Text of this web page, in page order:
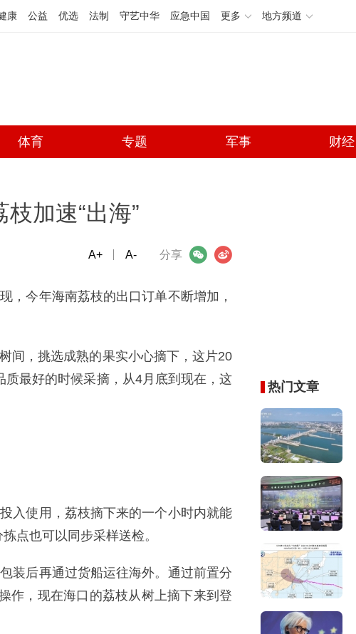
康 公益 优选 法制 守艺中华 应急中国 更多 地方频道
体育 专题 军事 财经
加速“出海”
分享
微信 微博
A+ A-
，今年海南荔枝的出口订单不断增加，
间，挑选成熟的果实小心摘下，这片20
最好的时候采摘，从4月底到现在，这
入使用，荔枝摘下来的一个小时内就能
点也可以同步采样送检。
装后再通过货船运往海外。通过前置分
作，现在海口的荔枝从树上摘下来到登
热门文章